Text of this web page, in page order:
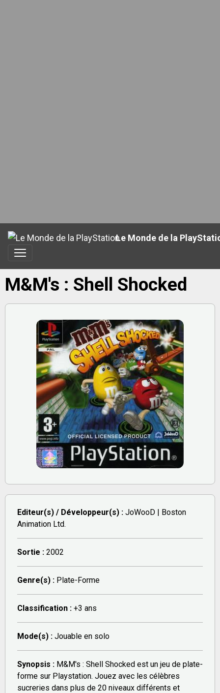
Le Monde de la
M&M's : Shell Shocked
Editeur(s) / Développeur(s) : JoWooD | Boston
Animation Ltd.
Sortie : 2002
Genre(s) : Plate-Forme
Classification : +3 ans
Mode(s) : Jouable en solo
Synopsis : M&M's : Shell Shocked est un jeu de plate-
forme sur Playstation. Jouez avec les célèbres
sucreries dans plus de 20 niveaux différents et